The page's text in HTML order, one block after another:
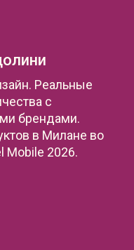
Реальные
с
брендами.
в Милане во
Mobile 2026.